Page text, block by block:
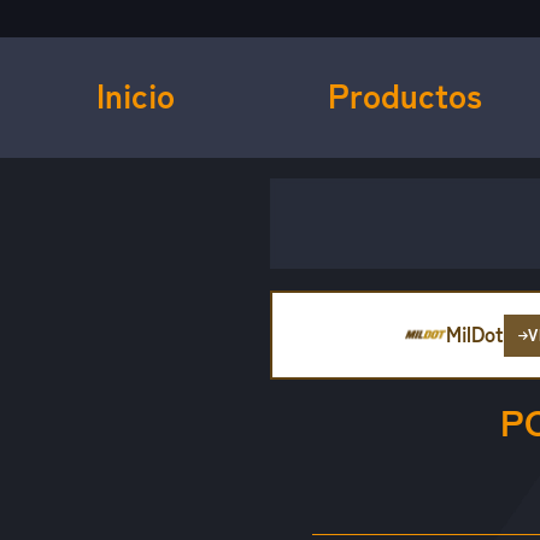
Inicio Productos
MilDot